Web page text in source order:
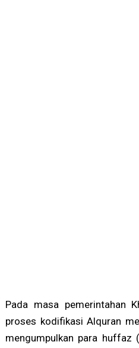
Pada masa pemerintahan
proses kodifikasi Alquran
mengumpulkan para huffaz